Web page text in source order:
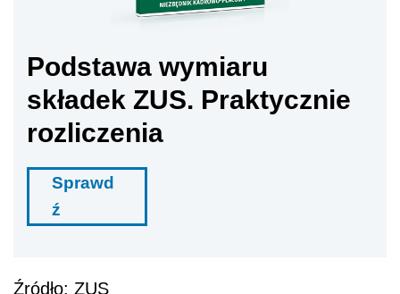
Podstawa wymiaru
składek ZUS. Praktycznie
rozliczenia
Sprawd
ź
Źródło: ZUS